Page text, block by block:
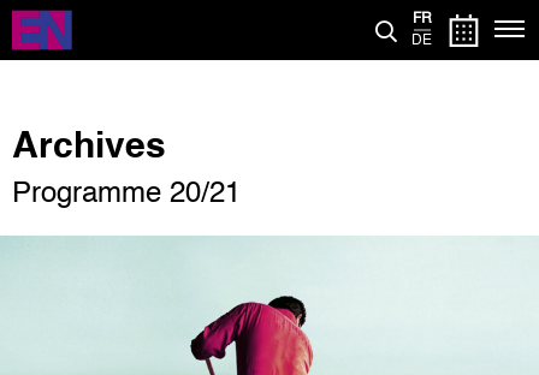
Aller
contenu
FR
DE
Archives
Programme 20/21